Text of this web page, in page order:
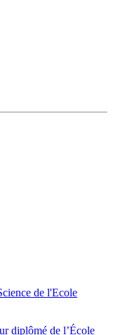
de l'Ecole
diplômé de l’École